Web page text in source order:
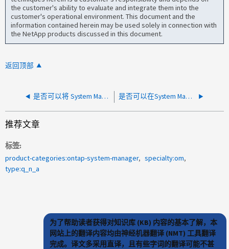
the customer's ability to evaluate and integrate them into the
customer's operational environment. This document and the
information contained herein may be used solely in connection with
the NetApp products discussed in this document.
返回顶部
是否可以将 System Manager 容量显示从 GB/TB 更改为 GiB/TiB ？ 是否可以在System Manager中更改默认卷设置？
推荐文章
标签
product-categories:ontap-system-manager
specialty:om
type:q_n_a
为了帮助读者获得对知识库 (KB) 内容的基本了解，本
网站上的翻译内容均由神经机器翻译 (NMT) 工具翻译
完成。译文多采用直译，且有些字词的翻译可能不甚